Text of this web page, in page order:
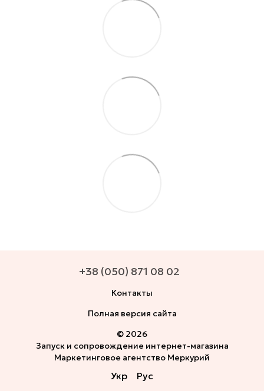
+38 (050) 871 08 02
Контакты
Полная версия сайта
© 2026
Запуск и сопровождение интернет-магазина
Маркетинговое агентство Меркурий
Укр Рус